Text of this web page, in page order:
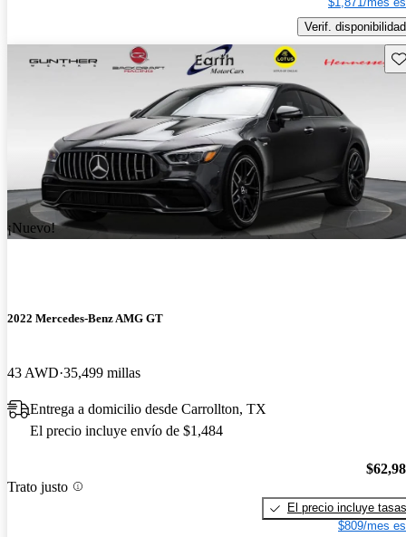
Verif. disponibilidad
¡Nuevo!
2022 Mercedes-Benz AMG GT
43 AWD 35,499 millas
Entrega a domicilio desde Carrollton, TX
El precio incluye envío de $1,484
Trato justo
El precio incluye tasas
$809/mes